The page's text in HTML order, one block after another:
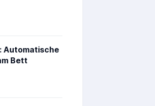
Automatische
Bett